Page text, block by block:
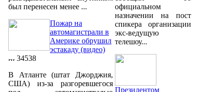
был перенесен менее ...
Пожар на
автомагистрали в
Америке обрушил
эстакаду (видео)
34538
В Атланте (штат Джорджия,
США) из-за разгоревшегося
официальном
назначении на пост
спикера организации
экс-ведущую
телешоу...
Президентом